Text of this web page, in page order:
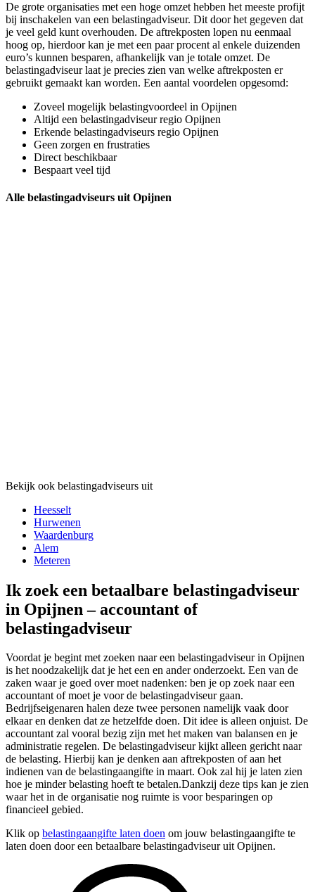
De grote organisaties met een hoge omzet hebben het meeste profijt
bij inschakelen van een belastingadviseur. Dit door het gegeven dat
je veel geld kunt overhouden. De aftrekposten lopen nu eenmaal
hoog op, hierdoor kan je met een paar procent al enkele duizenden
euro’s kunnen besparen, afhankelijk van je totale omzet. De
belastingadviseur laat je precies zien van welke aftrekposten er
gebruikt gemaakt kan worden. Een aantal voordelen opgesomd:
Zoveel mogelijk belastingvoordeel in Opijnen
Altijd een belastingadviseur regio Opijnen
Erkende belastingadviseurs regio Opijnen
Geen zorgen en frustraties
Direct beschikbaar
Bespaart veel tijd
Alle belastingadviseurs uit Opijnen
Bekijk ook belastingadviseurs uit
Heesselt
Hurwenen
Waardenburg
Alem
Meteren
Ik zoek een betaalbare belastingadviseur
in Opijnen – accountant of
belastingadviseur
Voordat je begint met zoeken naar een belastingadviseur in Opijnen
is het noodzakelijk dat je het een en ander onderzoekt. Een van de
zaken waar je goed over moet nadenken: ben je op zoek naar een
accountant of moet je voor de belastingadviseur gaan.
Bedrijfseigenaren halen deze twee personen namelijk vaak door
elkaar en denken dat ze hetzelfde doen. Dit idee is alleen onjuist. De
accountant zal vooral bezig zijn met het maken van balansen en je
administratie regelen. De belastingadviseur kijkt alleen gericht naar
de belasting. Hierbij kan je denken aan aftrekposten of aan het
indienen van de belastingaangifte in maart. Ook zal hij je laten zien
hoe je minder belasting hoeft te betalen.Dankzij deze tips kan je zien
waar het in de organisatie nog ruimte is voor besparingen op
financieel gebied.
Klik op belastingaangifte laten doen om jouw belastingaangifte te
laten doen door een betaalbare belastingadviseur uit Opijnen.